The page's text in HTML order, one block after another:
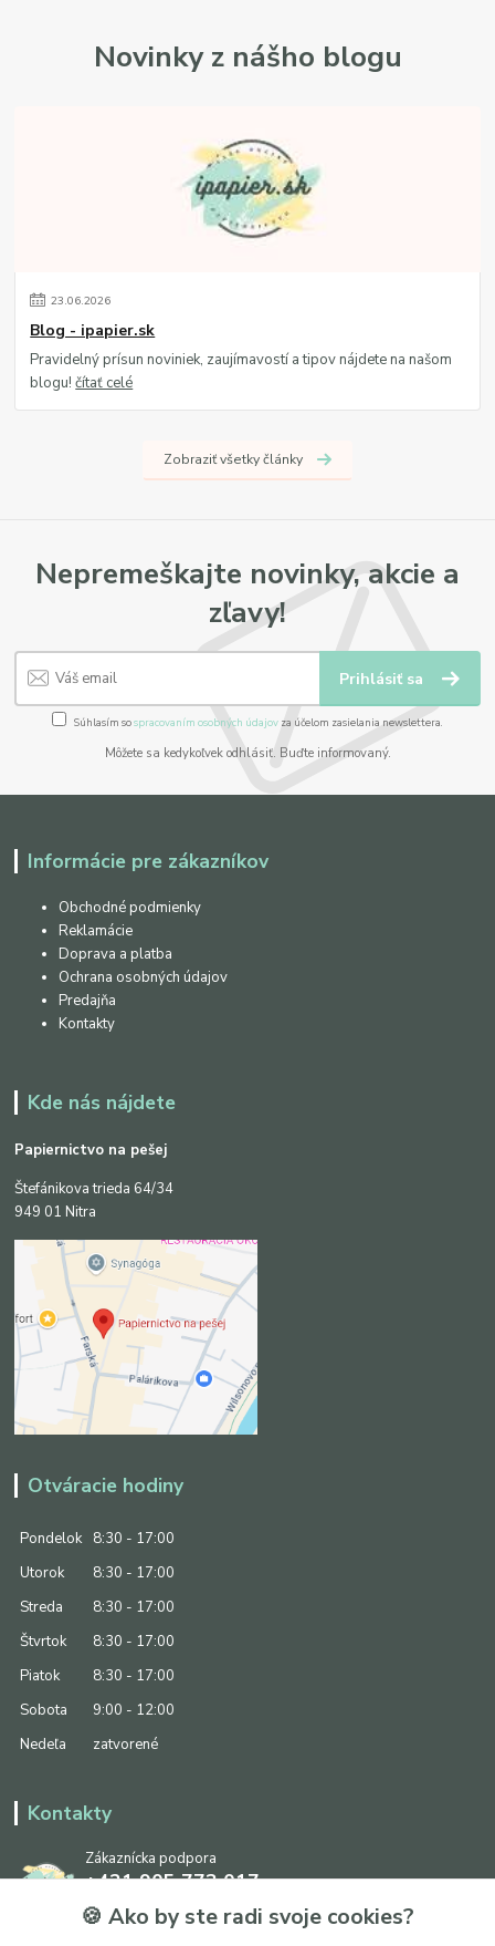
Novinky z nášho blogu
23.06.2026
Blog - ipapier.sk
Pravidelný prísun noviniek, zaujímavostí a tipov nájdete na našom
blogu!čítať celé
Zobraziť všetky články
Nepremeškajte novinky, akcie a
zľavy!
Prihlásiť sa
Súhlasím sospracovaním osobných údajov za účelom zasielania newslettera.
Môžete sa kedykoľvek odhlásiť. Buďte informovaný.
Informácie pre zákazníkov
Obchodné podmienky
Reklamácie
Doprava a platba
Ochrana osobných údajov
Predajňa
Kontakty
Kde nás nájdete
Papiernictvo na pešej
Štefánikova trieda 64/34
949 01 Nitra
Otváracie hodiny
Pondelok
8:30 - 17:00
Utorok
8:30 - 17:00
Streda
8:30 - 17:00
Štvrtok
8:30 - 17:00
Piatok
8:30 - 17:00
Sobota
9:00 - 12:00
Nedeľa
zatvorené
Kontakty
Zákaznícka podpora
+421 905 773 017
(Po-Pia, 8:30 - 17:00, So: 9:00 - 12:00)
🍪 Ako by ste radi svoje cookies?